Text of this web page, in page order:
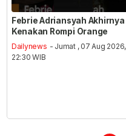
Febrie Adriansyah Akhirnya
Kenakan Rompi Orange
Dailynews - Jumat , 07 Aug 2026,
22:30 WIB